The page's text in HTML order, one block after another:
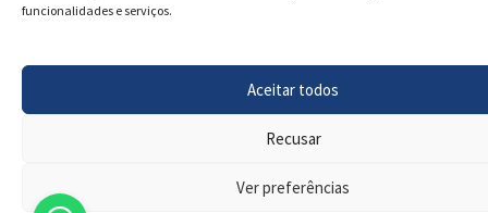
funcionalidades e serviços.
Aceitar todos
Recusar
Ver preferências